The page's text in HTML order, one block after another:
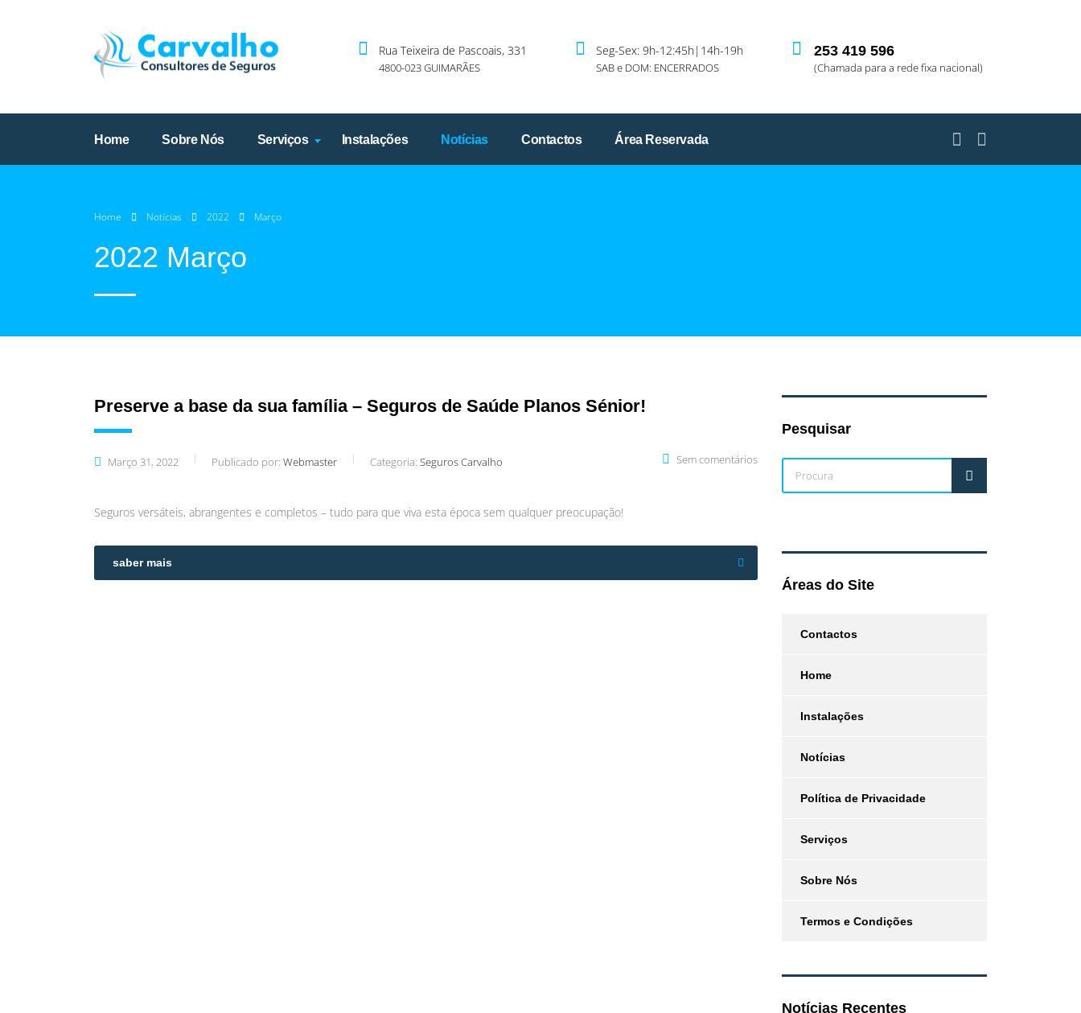
253 419 596
(Chamada para a rede fixa nacional)
Seg-Sex: 9h-12:45h|14h-19h
SAB e DOM: ENCERRADOS
Rua Teixeira de Pascoais, 331
4800-023 GUIMARÃES
Home Sobre Nós Serviços Instalações Notícias Contactos Área Reservada
Home Notícias 2022 Março
2022 Março
Preserve a base da sua família – Seguros de Saúde Planos Sénior!
Março 31, 2022 Publicado por: Webmaster Categoria: Seguros Carvalho Sem comentários
Seguros versáteis, abrangentes e completos – tudo para que viva esta época sem qualquer preocupação!
saber mais
Pesquisar
Áreas do Site
Contactos
Home
Instalações
Notícias
Política de Privacidade
Serviços
Sobre Nós
Termos e Condições
Notícias Recentes